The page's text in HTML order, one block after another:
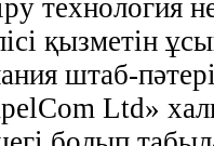
технология
қызметін
штаб-
Ltd»